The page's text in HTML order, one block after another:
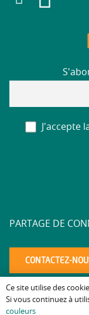
J'accepte
PARTAGE DE
CONTACTEZ-
Mentions légales–
Ce site utilise des
Si vous continuez à
couleurs